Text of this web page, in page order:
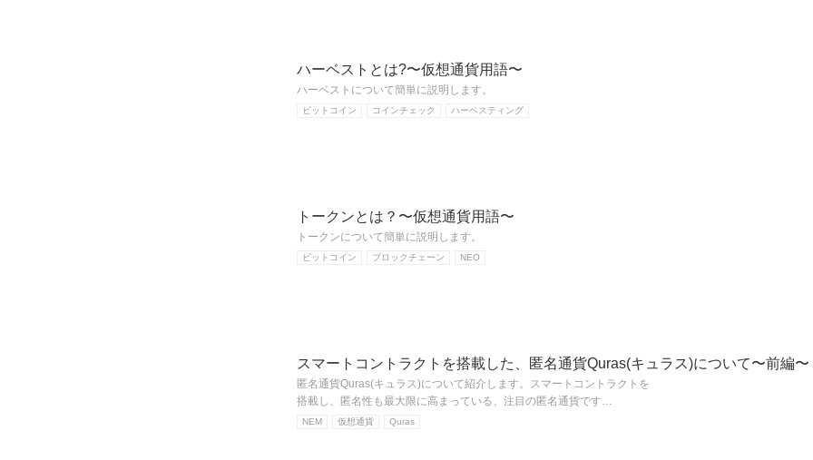
ハーベストとは?〜仮想通貨用語〜
ハーベストについて簡単に説明します。
ビットコイン コインチェック ハーベスティング
トークンとは？〜仮想通貨用語〜
トークンについて簡単に説明します。
ビットコイン ブロックチェーン NEO
スマートコントラクトを搭載した、匿名通貨Quras(キュラス)について〜前編〜
匿名通貨Quras(キュラス)について紹介します。スマートコントラクトを
搭載し、匿名性も最大限に高まっている、注目の匿名通貨です…
NEM 仮想通貨 Quras